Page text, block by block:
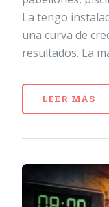
La tengo
una curva de
resultados. La
LEER MÁS